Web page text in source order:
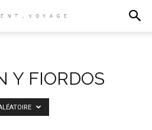
Y FIORDOS